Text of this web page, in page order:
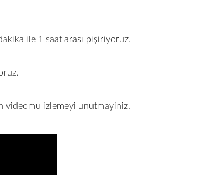
ile 1 saat arası pişiriyoruz.
videomu izlemeyi unutmayiniz.